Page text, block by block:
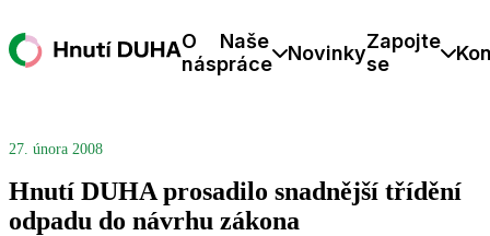
O
nás
Naše
práce
NovinkyZapojte
se
27. února 2008
Hnutí DUHA prosadilo snadnější třídění
odpadu do návrhu zákona